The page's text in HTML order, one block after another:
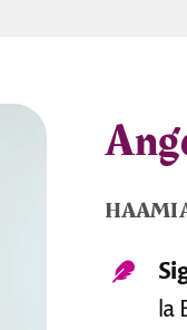
la